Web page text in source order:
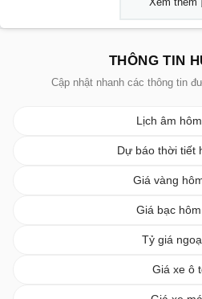
THÔNG TIN
Cập nhật nhanh các thông tin
Lịch âm
Dự báo thời tiết
Giá vàng
Giá bạc
Tỷ giá
Giá xe ô